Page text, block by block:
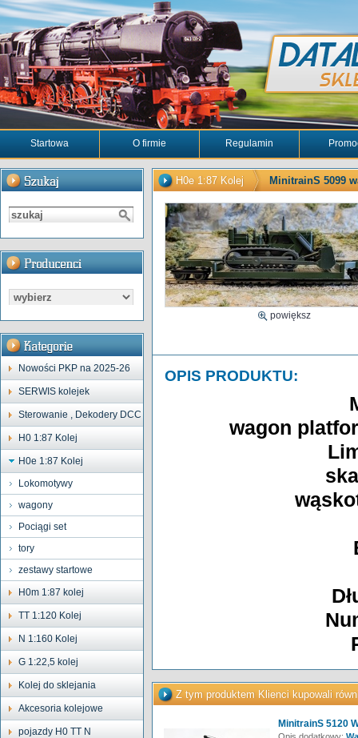
Startowa O firmie Regulamin
Nowości PKP na 2025-26
SERWIS kolejek
Sterowanie , Dekodery DCC
H0 1:87 Kolej
H0e 1:87 Kolej
Lokomotywy
wagony
Pociągi set
tory
zestawy startowe
H0m 1:87 kolej
TT 1:120 Kolej
N 1:160 Kolej
G 1:22,5 kolej
Kolej do sklejania
Akcesoria kolejowe
pojazdy H0 TT N
H0e 1:87 Kolej MinitrainS 5099
powiększ
OPIS PRODUKTU:
wagon
Z tym produktem Klienci kupowali
MinitrainS 5120